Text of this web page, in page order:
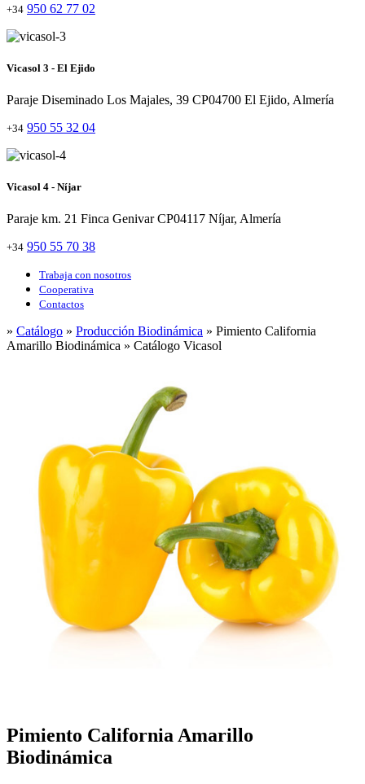
+34 950 62 77 02
Vicasol 3 - El Ejido
Paraje Diseminado Los Majales, 39 CP04700 El Ejido, Almería
+34 950 55 32 04
Vicasol 4 - Níjar
Paraje km. 21 Finca Genivar CP04117 Níjar, Almería
+34 950 55 70 38
Trabaja con nosotros
Cooperativa
Contactos
» Catálogo » Producción Biodinámica » Pimiento California
Amarillo Biodinámica » Catálogo Vicasol
Pimiento California Amarillo
Biodinámica